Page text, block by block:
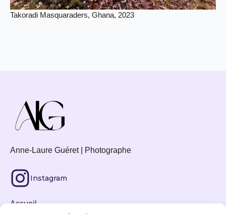
Takoradi Masquaraders, Ghana, 2023
Anne-Laure Guéret | Photographe
Instagram
Accueil